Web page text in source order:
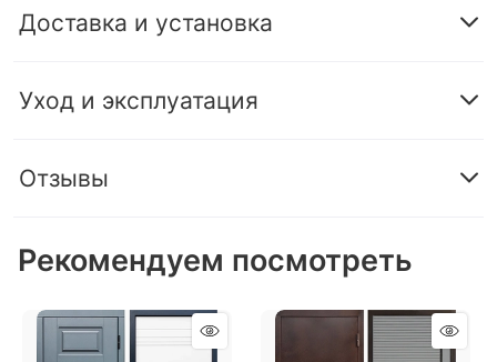
Доставка и установка
Уход и эксплуатация
Отзывы
Рекомендуем посмотреть